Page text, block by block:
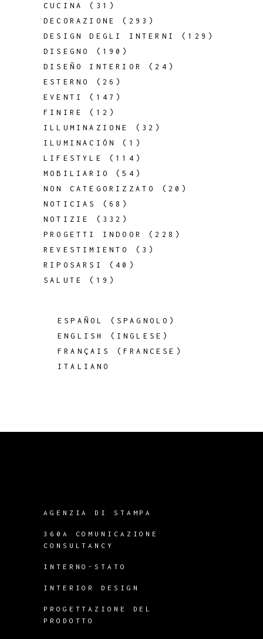
CUCINA
(31)
DECORAZIONE
(293)
DESIGN DEGLI INTERNI
(129)
DISEGNO
(190)
DISEÑO INTERIOR
(24)
ESTERNO
(26)
EVENTI
(147)
FINIRE
(12)
ILLUMINAZIONE
(32)
ILUMINACIÓN
(1)
LIFESTYLE
(114)
MOBILIARIO
(54)
NON CATEGORIZZATO
(20)
NOTICIAS
(68)
NOTIZIE
(332)
PROGETTI INDOOR
(228)
REVESTIMIENTO
(3)
RIPOSARSI
(40)
SALUTE
(19)
ESPAÑOL ( SPAGNOLO )
ENGLISH
( INGLESE )
FRANÇAIS
(FRANCESE )
ITALIANO
AGENZIA DI STAMPA
360A COMUNICAZIONE
CONSULTANCY
INTERNO-STATO
INTERIOR DESIGN
PROGETTAZIONE DEL
PRODOTTO